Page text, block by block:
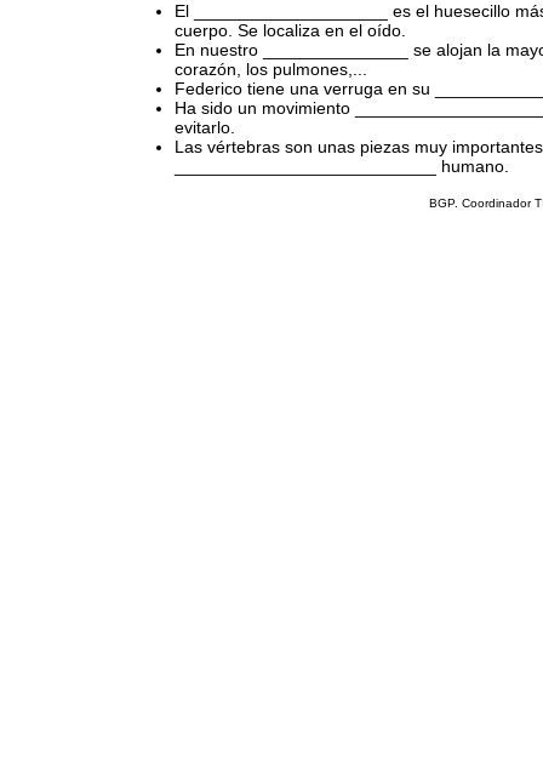
El ____________________ es el huesecillo
cuerpo. Se localiza en el oído.
En nuestro _______________ se alojan la
corazón, los pulmones,...
Federico tiene una verruga en su
Ha sido un movimiento
evitarlo.
Las vértebras son unas piezas muy
___________________________ humano.
BGP. Coordinador